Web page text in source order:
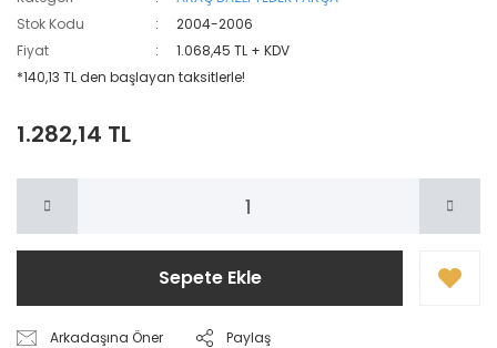
Stok Kodu
2004-2006
Fiyat
1.068,45 TL + KDV
*140,13 TL den başlayan taksitlerle!
1.282,14 TL
Sepete Ekle
Arkadaşına Öner Paylaş